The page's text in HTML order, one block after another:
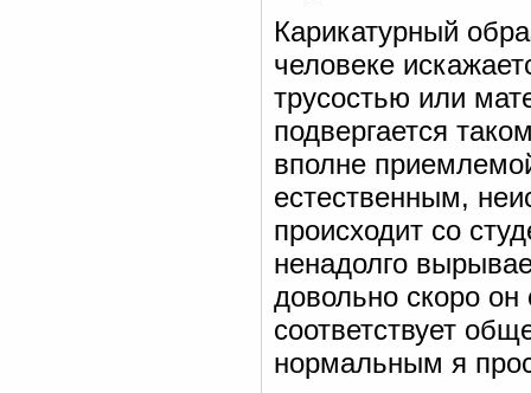
Карикатурный
человеке
трусостью или
подвергается
вполне
естественным,
происходит со
ненадолго
довольно скоро он
соответствует
нормальным я